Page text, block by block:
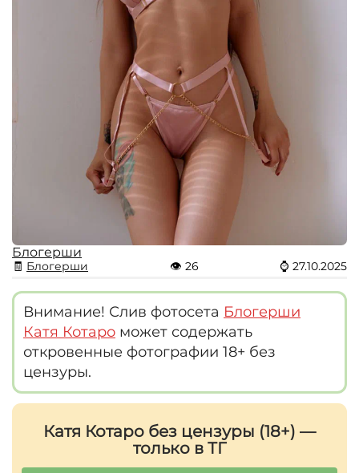
Блогерши
🧾 Блогерши 👁 26 ⌚ 27.10.2025
Внимание! Слив фотосета Блогерши
Катя Котаро может содержать
откровенные фотографии 18+ без
цензуры.
Катя Котаро без цензуры (18+) —
только в ТГ